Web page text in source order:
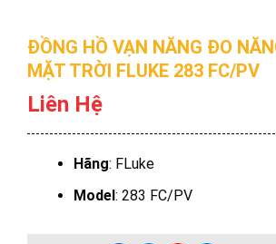
ĐỒNG HỒ VẠN NĂNG ĐO
MẶT TRỜI FLUKE 283 FC/PV
Liên Hệ
Hãng: FLuke
Model: 283 FC/PV